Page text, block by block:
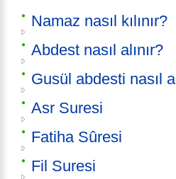
Namaz nasıl kılınır?
Abdest nasıl alınır?
Gusül abdesti nasıl
Asr Suresi
Fatiha Sûresi
Fil Suresi